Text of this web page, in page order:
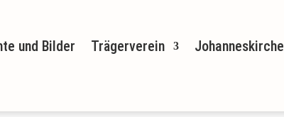
und Bilder Trägerverein Johanneskirche